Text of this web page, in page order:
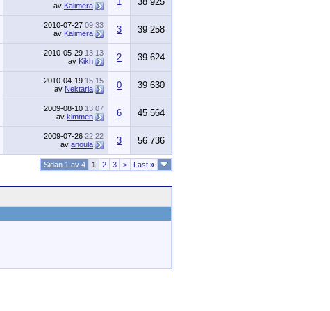
av Kalimera
2010-07-27 09:33
av Kalimera 3 39 258
2010-05-29 13:13
av Kikh 2 39 624
2010-04-19 15:15
av Nektaria 0 39 630
2009-08-10 13:07
av kimmen 6 45 564
2009-07-26 22:22
av anoula 3 56 736
Sidan 1 av 4 1 2 3 > Last »